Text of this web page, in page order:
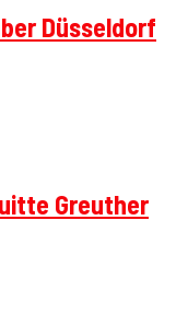
Düsseldorf
Greuther